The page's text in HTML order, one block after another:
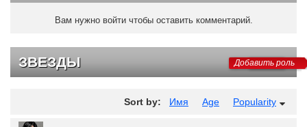
Вам нужно войти чтобы оставить комментарий.
ЗВЕЗДЫ Добавить роль
Sort by: Имя Age Popularity